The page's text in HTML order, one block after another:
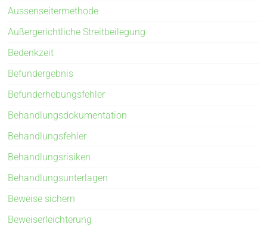
Aussenseitermethode
Außergerichtliche Streitbeilegung
Bedenkzeit
Befundergebnis
Befunderhebungsfehler
Behandlungsdokumentation
Behandlungsfehler
Behandlungsrisiken
Behandlungsunterlagen
Beweise sichern
Beweiserleichterung